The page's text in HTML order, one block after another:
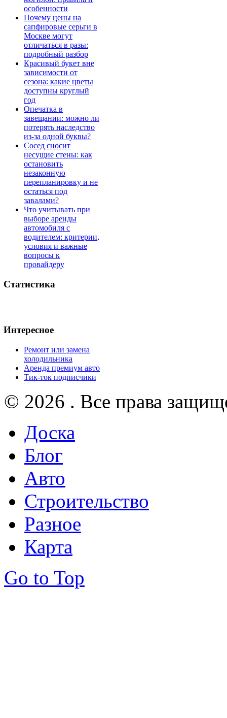
особенности
Почему цены на
сапфировые серьги в
Москве могут
отличаться в разы:
подробный разбор
Красивый букет вне
зависимости от
сезона: какие цветы
доступны круглый
год
Опечатка в
завещании: можно ли
потерять наследство
из-за одной буквы?
Сосед сносит
несущие стены: как
остановить
незаконную
перепланировку и не
остаться под
завалами?
Что учитывать при
выборе аренды
автомобиля с
водителем: критерии,
условия и важные
вопросы к
провайдеру
Статистика
Интересное
Ремонт или замена
холодильника
Аренда премиум авто
Тик-ток подписчики
© 2026 . Все права
Доска
Блог
Авто
Строительство
Разное
Карта
Go to Top